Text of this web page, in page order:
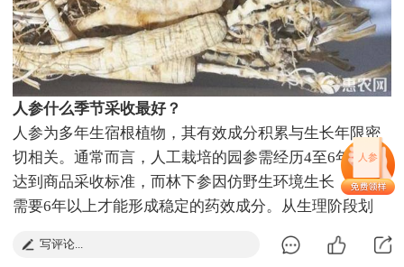
人参
人参什么季节采收最好？
人参为多年生宿根植物，其有效成分积累与生长年限密
切相关。通常而言，人工栽培的园参需经历4至6年方能
达到商品采收标准，而林下参因仿野生环境生长，往往
需要6年以上才能形成稳定的药效成分。从生理阶段划
著增粗，第4至6年进入有效成分富集期，此时人参皂
写评论...